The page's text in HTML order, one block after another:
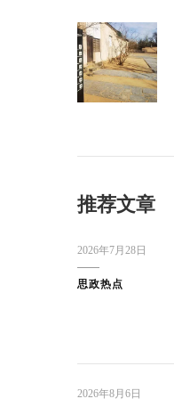
推荐文章
2026年7月28日
思政热点
2026年8月6日